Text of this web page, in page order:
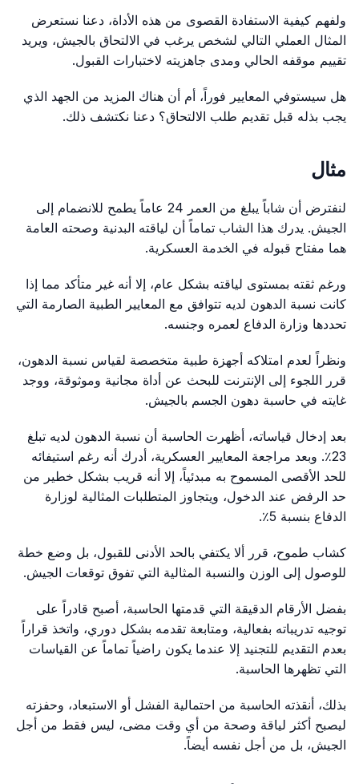
ولفهم كيفية الاستفادة القصوى من هذه الأداة، دعنا نستعرض
المثال العملي التالي لشخص يرغب في الالتحاق بالجيش، ويريد
تقييم موقفه الحالي ومدى جاهزيته لاختبارات القبول.
هل سيستوفي المعايير فوراً، أم أن هناك المزيد من الجهد الذي
يجب بذله قبل تقديم طلب الالتحاق؟ دعنا نكتشف ذلك.
مثال
لنفترض أن شاباً يبلغ من العمر 24 عاماً يطمح للانضمام إلى
الجيش. يدرك هذا الشاب تماماً أن لياقته البدنية وصحته العامة
هما مفتاح قبوله في الخدمة العسكرية.
ورغم ثقته بمستوى لياقته بشكل عام، إلا أنه غير متأكد مما إذا
كانت نسبة الدهون لديه تتوافق مع المعايير الطبية الصارمة التي
تحددها وزارة الدفاع لعمره وجنسه.
ونظراً لعدم امتلاكه أجهزة طبية متخصصة لقياس نسبة الدهون،
قرر اللجوء إلى الإنترنت للبحث عن أداة مجانية وموثوقة، ووجد
غايته في حاسبة دهون الجسم بالجيش.
بعد إدخال قياساته، أظهرت الحاسبة أن نسبة الدهون لديه تبلغ
23٪. وبعد مراجعة المعايير العسكرية، أدرك أنه رغم استيفائه
للحد الأقصى المسموح به مبدئياً، إلا أنه قريب بشكل خطير من
حد الرفض عند الدخول، ويتجاوز المتطلبات المثالية لوزارة
الدفاع بنسبة 5٪.
كشاب طموح، قرر ألا يكتفي بالحد الأدنى للقبول، بل وضع خطة
للوصول إلى الوزن والنسبة المثالية التي تفوق توقعات الجيش.
بفضل الأرقام الدقيقة التي قدمتها الحاسبة، أصبح قادراً على
توجيه تدريباته بفعالية، ومتابعة تقدمه بشكل دوري، واتخذ قراراً
بعدم التقديم للتجنيد إلا عندما يكون راضياً تماماً عن القياسات
التي تظهرها الحاسبة.
بذلك، أنقذته الحاسبة من احتمالية الفشل أو الاستبعاد، وحفزته
ليصبح أكثر لياقة وصحة من أي وقت مضى، ليس فقط من أجل
الجيش، بل من أجل نفسه أيضاً.